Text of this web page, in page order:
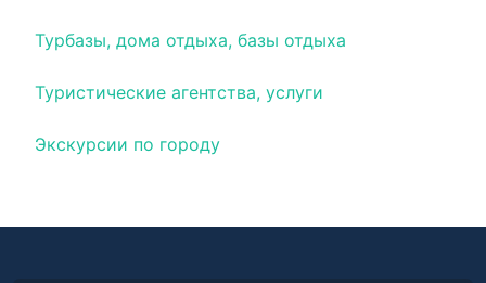
Турбазы, дома отдыха, базы отдыха
Туристические агентства, услуги
Экскурсии по городу